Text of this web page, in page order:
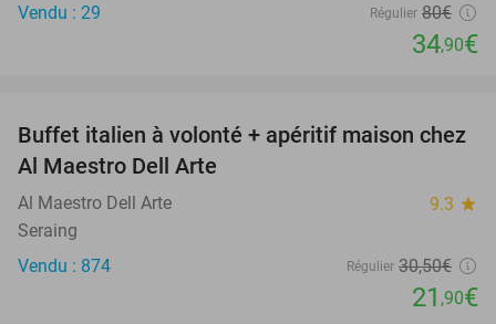
Vendu : 29
Régulier 80€
34,90€
28%
Buffet italien à volonté + apéritif maison chez
Al Maestro Dell Arte
Al Maestro Dell Arte 9.3 star
Seraing
Vendu : 874
Régulier 30,50€
21 ,90€